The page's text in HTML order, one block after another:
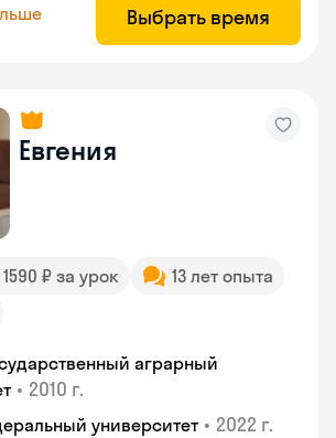
Выбрать время
Евгения
1590 ₽ за урок
13 лет опыта
аграрный
• 2010 г.
университет • 2022 г.